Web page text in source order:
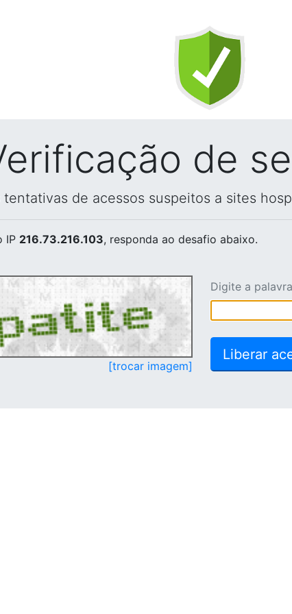
de
de acessos suspeitos a sites
IP 216.73.216.103, responda ao desafio abaixo.
[trocar imagem]
Digite a